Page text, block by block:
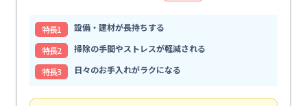
特⻑1
設備・建材が長持ちする
特⻑2
掃除の手間やストレスが軽減される
特⻑3
日々のお手入れがラクになる